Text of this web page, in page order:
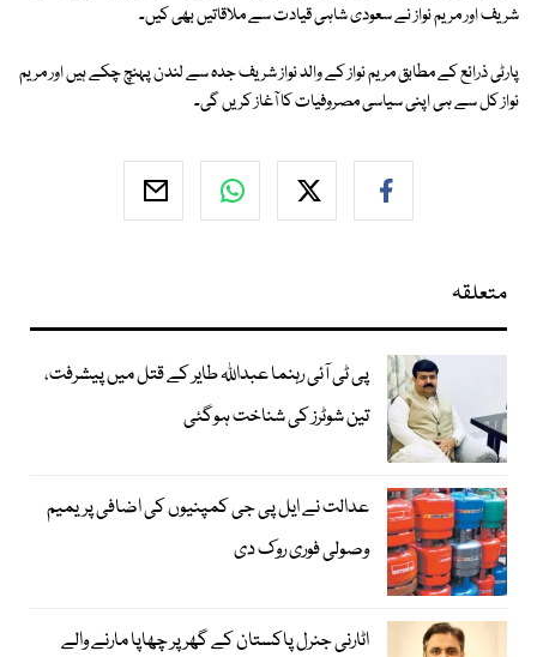
شریف اور مریم نواز نے سعودی شاہی قیادت سے ملاقاتیں بھی کیں۔
پارٹی ذرائع کے مطابق مریم نواز کے والد نواز شریف جدہ سے لندن پہنچ چکے ہیں اور مریم
نواز کل سے ہی اپنی سیاسی مصروفیات کا آغاز کریں گی۔
متعلقہ
پی ٹی آئی رہنما عبداللہ طایر کے قتل میں پیشرفت،
تین شوٹرز کی شناخت ہوگئی
عدالت نے ایل پی جی کمپنیوں کی اضافی پریمیم
وصولی فوری روک دی
اٹارنی جنرل پاکستان کے گھر پر چھاپا مارنے والے